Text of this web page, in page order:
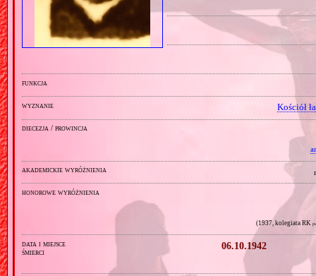
funkcja
wyznanie Kościół
diecezja / prowincja
akademickie wyróżnienia
honorowe wyróżnienia
(1937, kolegiata RK
data i miejsce
śmierci
06.10.1942